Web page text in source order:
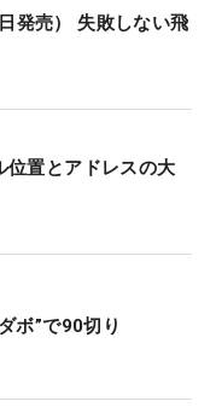
発売） 失敗しない飛
位置とアドレスの大
ボ”で90切り